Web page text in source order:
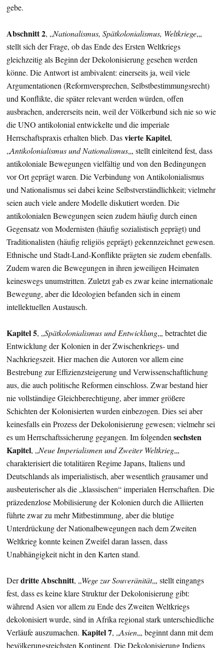
gebe.
Abschnitt 2, „Nationalismus, Spätkolonialismus, Weltkriege„,
stellt sich der Frage, ob das Ende des Ersten Weltkriegs
gleichzeitig als Beginn der Dekolonisierung gesehen werden
könne. Die Antwort ist ambivalent: einerseits ja, weil viele
Argumentationen (Reformversprechen, Selbstbestimmungsrecht)
und Konflikte, die später relevant werden würden, offen
ausbrachen, andererseits nein, weil der Völkerbund sich nie so wie
die UNO antikolonial entwickelte und die imperiale
Herrschaftspraxis erhalten blieb. Dasvierte Kapitel,
„Antikolonialismus und Nationalismus„, stellt einleitend fest, dass
antikoloniale Bewegungen vielfältig und von den Bedingungen
vor Ort geprägt waren. Die Verbindung von Antikolonialismus
und Nationalismus sei dabei keine Selbstverständlichkeit; vielmehr
seien auch viele andere Modelle diskutiert worden. Die
antikolonialen Bewegungen seien zudem häufig durch einen
Gegensatz von Modernisten (häufig sozialistisch geprägt) und
Traditionalisten (häufig religiös geprägt) gekennzeichnet gewesen.
Ethnische und Stadt-Land-Konflikte prägten sie zudem ebenfalls.
Zudem waren die Bewegungen in ihren jeweiligen Heimaten
keineswegs unumstritten. Zuletzt gab es zwar keine internationale
Bewegung, aber die Ideologien befanden sich in einem
intellektuellen Austausch.
Kapitel 5, „Spätkolonialismus und Entwicklung„, betrachtet die
Entwicklung der Kolonien in der Zwischenkriegs- und
Nachkriegszeit. Hier machen die Autoren vor allem eine
Bestrebung zur Effizienzsteigerung und Verwissenschaftlichung
aus, die auch politische Reformen einschloss. Zwar bestand hier
nie vollständige Gleichberechtigung, aber immer größere
Schichten der Kolonisierten wurden einbezogen. Dies sei aber
keinesfalls ein Prozess der Dekolonisierung gewesen; vielmehr sei
es um Herrschaftssicherung gegangen. Im folgenden sechsten
Kapitel, „Neue Imperialismen und Zweiter Weltkrieg„,
charakterisiert die totalitären Regime Japans, Italiens und
Deutschlands als imperialistisch, aber wesentlich grausamer und
ausbeuterischer als die „klassischen“ imperialen Herrschaften. Die
präzedenzlose Mobilisierung der Kolonien durch die Alliierten
führte zwar zu mehr Mitbestimmung, aber die blutige
Unterdrückung der Nationalbewegungen nach dem Zweiten
Weltkrieg konnte keinen Zweifel daran lassen, dass
Unabhängigkeit nicht in den Karten stand.
Derdritte Abschnitt, „Wege zur Souveränität„, stellt eingangs
fest, dass es keine klare Struktur der Dekolonisierung gibt:
während Asien vor allem zu Ende des Zweiten Weltkriegs
dekolonisiert wurde, sind in Afrika regional stark unterschiedliche
Verläufe auszumachen. Kapitel 7, „Asien„, beginnt dann mit dem
bevölkerungsreichsten Kontinent. Die Dekolonisierung Indiens